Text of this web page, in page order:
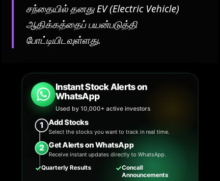
சந்தையில் தனது EV (Electric Vehicle)
ஆதிக்கத்தைப் பயன்படுத்தி
போட்டியிடவுள்ளது.
Instant Stock Alerts on
WhatsApp
Used by 10,000+ active investors
1 Add Stocks
Select the stocks you want to track in real time.
2 Get Alerts on WhatsApp
Receive instant updates directly to WhatsApp.
✓Quarterly Results ✓Concall
Announcements